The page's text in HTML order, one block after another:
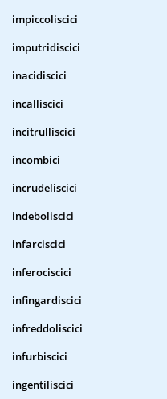
impiccoliscici
imputridiscici
inacidiscici
incalliscici
incitrulliscici
incombici
incrudeliscici
indeboliscici
infarciscici
inferociscici
infingardiscici
infreddoliscici
infurbiscici
ingentiliscici